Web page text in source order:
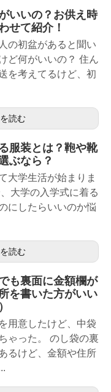
いいの？お供え時
せて紹介！
の初盆があると聞い
ど何がいいの？ 住ん
を考えてるけど、初
読む
服装とは？鞄や靴
ぶなら？
大学生活が始まりま
大学の入学式に着る
にしたらいいのか悩
読む
も裏面に金額欄が
を書いた方がいい
用意したけど、中袋
ゃった。 のし袋の裏
るけど、金額や住所